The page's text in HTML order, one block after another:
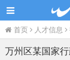
首页 人才信息
万州区某国家